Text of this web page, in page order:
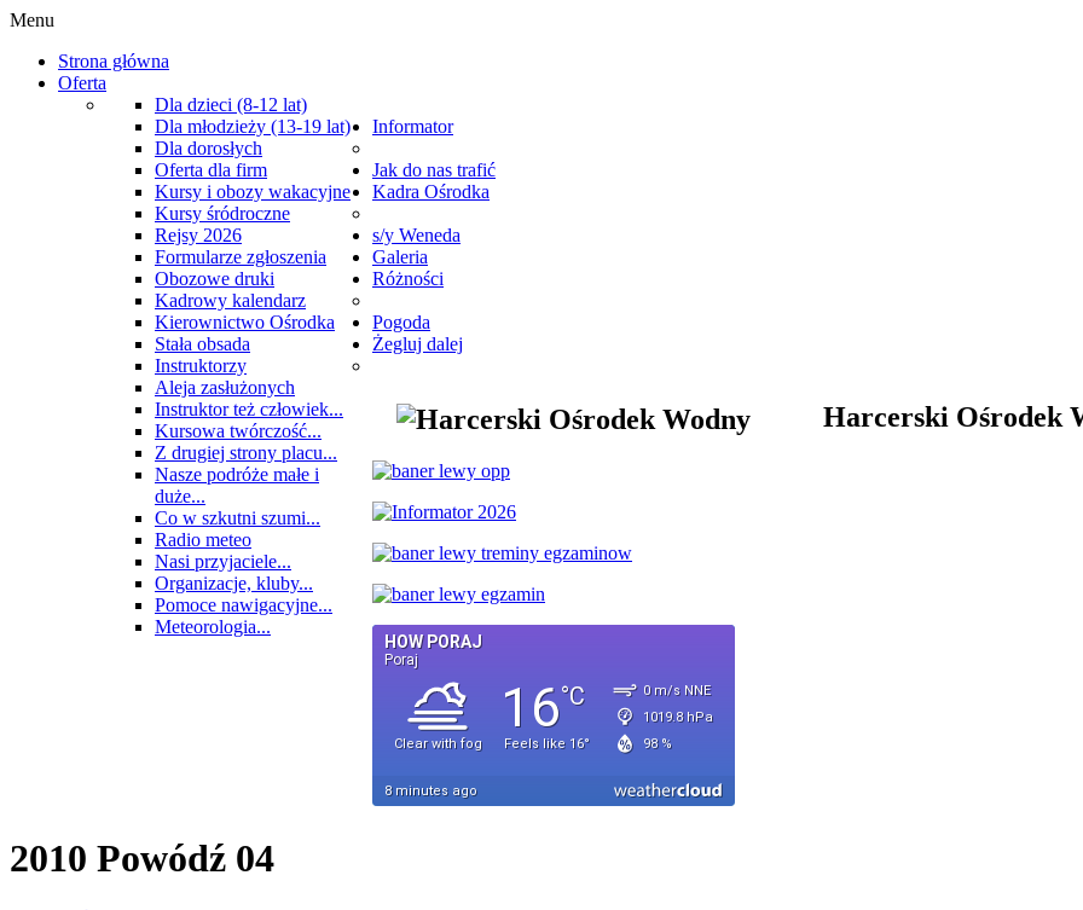
Menu
Strona główna
Oferta
Dla dzieci (8-12 lat)
Dla młodzieży (13-19 lat)
Dla dorosłych
Oferta dla firm
Informator
Kursy i obozy wakacyjne
Kursy śródroczne
Rejsy 2026
Formularze zgłoszenia
Obozowe druki
Kadrowy kalendarz
Jak do nas trafić
Kadra Ośrodka
Kierownictwo Ośrodka
Stała obsada
Instruktorzy
Aleja zasłużonych
s/y Weneda
Galeria
Różności
Instruktor też człowiek...
Kursowa twórczość...
Z drugiej strony placu...
Nasze podróże małe i
duże...
Co w szkutni szumi...
Radio meteo
Pogoda
Żegluj dalej
Nasi przyjaciele...
Organizacje, kluby...
Pomoce nawigacyjne...
Meteorologia...
Harcerski Ośrodek
2010 Powódź 04